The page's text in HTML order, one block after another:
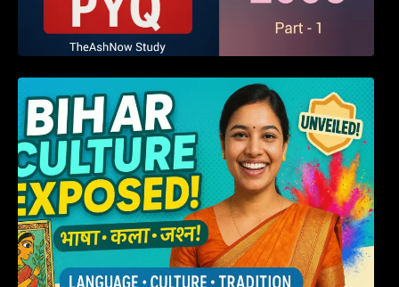
हम बिहारवासी: भाषाओं व संस्कृतियों की धरोहर “हमारा
बिहार”